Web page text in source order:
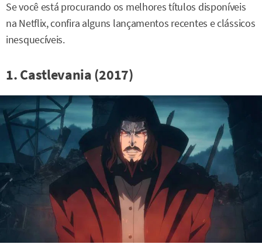
Se você está procurando os melhores títulos disponíveis
na Netflix, confira alguns lançamentos recentes e clássicos
inesquecíveis.
1. Castlevania (2017)